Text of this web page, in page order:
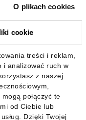
O plikach cookies
cookie
treści i reklam,
i analizować ruch w
z naszej
połączyć te
od Ciebie lub
Dzięki Twojej